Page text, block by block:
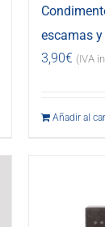
escamas
3,90€ (IVA
Añadir al